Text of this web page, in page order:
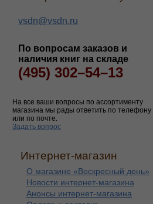
vsdn@vsdn.ru
По вопросам заказов и
наличия книг на складе
(495) 302–54–13
На все ваши вопросы по ассортименту
магазина мы рады ответить по телефону
или по почте.
Задать вопрос
Интернет-магазин
О магазине «Воскресный день»
Новости интернет-магазина
Анонсы интернет-магазина